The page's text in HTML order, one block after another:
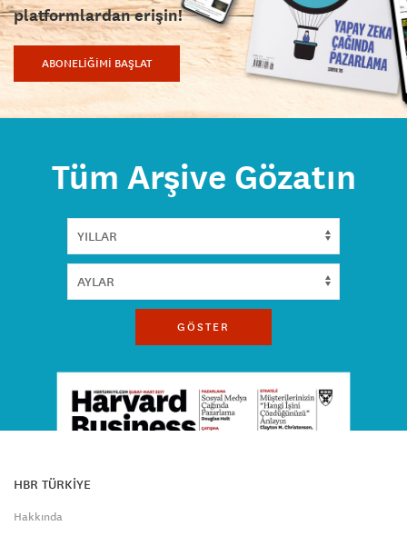
platformlardan erişin!
ABONELİĞİMİ BAŞLAT
Tüm Arşive Gözatın
GÖSTER
HBR TÜRKİYE
Hakkında